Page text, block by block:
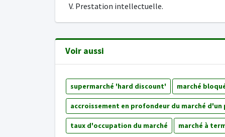
V. Prestation intellectuelle.
Voir aussi
supermarché 'hard discount' marché
accroissement en profondeur du marché
taux d'occupation du marché marché à